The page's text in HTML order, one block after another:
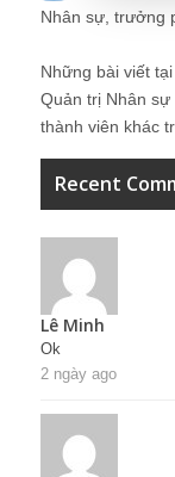
Nhân sự, trưởng
Những bài viết
Quản trị Nhân
thành viên khác
Recent
Lê Minh
Ok
2 ngày ago